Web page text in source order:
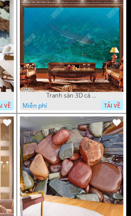
VỀ
Tranh sàn 3D cá mập dưới biển sâu chất lượng cao
Miễn phí
TẢI VỀ